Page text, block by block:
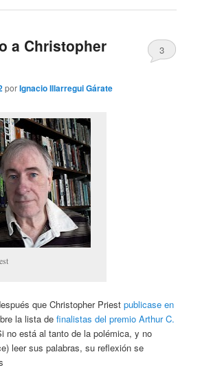
a Christopher
porIgnacio Illarregui Gárate
3
que Christopher Priestpublicase en
la lista definalistas del premio Arthur C.
no está al tanto de la polémica, y no
leer sus palabras, su reflexión se